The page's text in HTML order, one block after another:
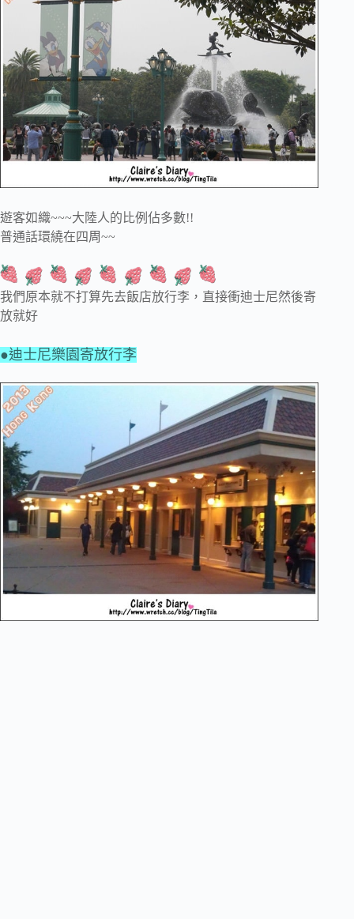
遊客如織~~~大陸人的比例佔多數!!
普通話環繞在四周~~
我們原本就不打算先去飯店放行李，直接衝迪士尼然後寄
放就好
●迪士尼樂園寄放行李